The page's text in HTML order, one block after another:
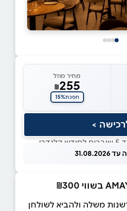
מחיר מוזל
₪255
חסכת15%
>
משלה ולהביא לשולחן